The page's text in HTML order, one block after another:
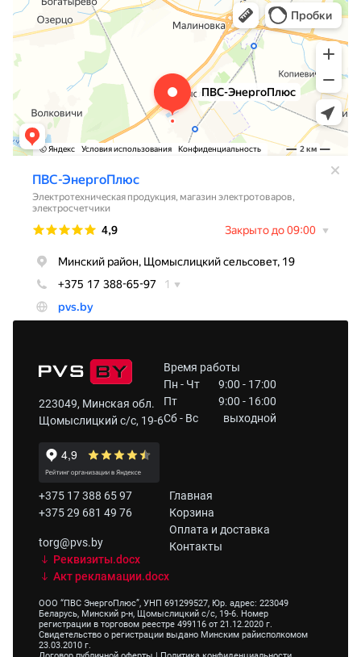
223049, Минская обл.
Щомыслицкий с/с, 19-6
Время работы
Пн - Чт
9:00 - 17:00
Пт
9:00 - 16:00
Сб - Вс
выходной
+375 17 388 65 97
+375 29 681 49 76
torg@pvs.by
Реквизиты.docx
Акт рекламации.docx
Главная
Корзина
Оплата и доставка
Контакты
ООО “ПВС ЭнергоПлюс”, УНП 691299527, Юр. адрес: 223049
Беларусь, Минский р-н, Щомыслицкий с/с, 19-6. Номер
регистрации в торговом реестре 499116 от 21.12.2020 г.
Свидетельство о регистрации выдано Минским райисполкомом
23.03.2010 г.